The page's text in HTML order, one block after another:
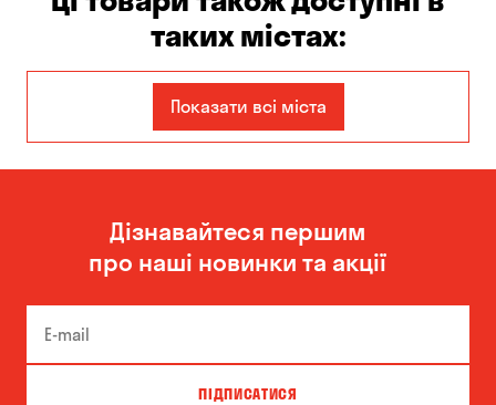
таких містах:
Кам'янське Київ
Одеса Олександрівка
Чорноморськ
Показати всі міста
Дізнавайтеся першим
про наші новинки та акції
ПІДПИСАТИСЯ